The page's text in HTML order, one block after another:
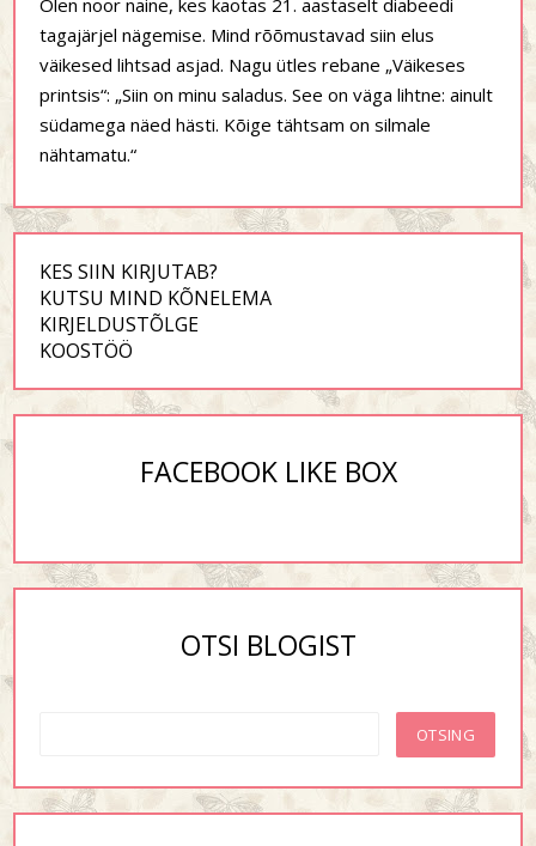
tagajärjel nägemise. Mind rõõmustavad siin elus
väikesed lihtsad asjad. Nagu ütles rebane „Väikeses
printsis“: „Siin on minu saladus. See on väga lihtne: ainult
südamega näed hästi. Kõige tähtsam on silmale
nähtamatu.“
KES SIIN KIRJUTAB?
KUTSU MIND KÕNELEMA
KIRJELDUSTÕLGE
KOOSTÖÖ
FACEBOOK LIKE BOX
OTSI BLOGIST